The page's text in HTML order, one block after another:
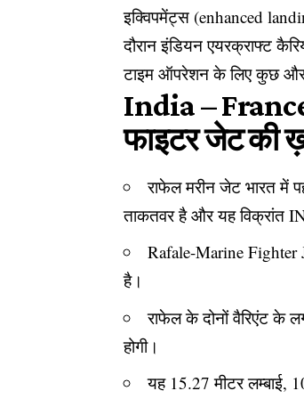
इक्विपमेंट्स (enhanced
दौरान इंडियन एयरक्राफ्ट
टाइम ऑपरेशन के लिए कुछ और
India –
फाइटर जेट की
राफेल मरीन जेट भारत
ताकतवर है और यह विक्रांत
Rafale-Marine Fighter
है।
राफेल के दोनों वैरिएंट के
होगी।
यह 15.27 मीटर